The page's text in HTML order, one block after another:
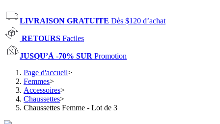
LIVRAISON GRATUITE Dès $120 d’achat
RETOURS Faciles
JUSQU’À -70% SUR Promotion
Page d'accueil>
Femmes>
Accessoires>
Chaussettes>
Chaussettes Femme - Lot de 3